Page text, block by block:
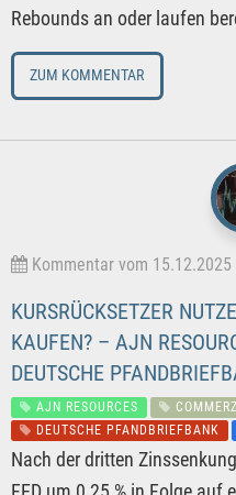
Rebounds an oder laufen
ZUM KOMMENTAR
Kommentar vom 15.12.2025
KURSRÜCKSETZER
KAUFEN? – AJN
DEUTSCHE
AJN RESOURCES
DEUTSCHE PFANDBRIEFBANK
Nach der dritten